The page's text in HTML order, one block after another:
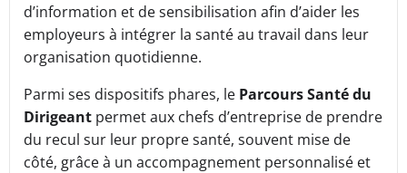
d’information et de sensibilisation afin d’aider les
employeurs à intégrer la santé au travail dans leur
organisation quotidienne.
Parmi ses dispositifs phares, le Parcours Santé du
Dirigeant permet aux chefs d’entreprise de prendre
du recul sur leur propre santé, souvent mise de
côté, grâce à un accompagnement personnalisé et